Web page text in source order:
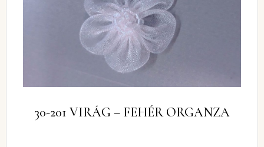
30-201 VIRÁG – FEHÉR ORGANZA